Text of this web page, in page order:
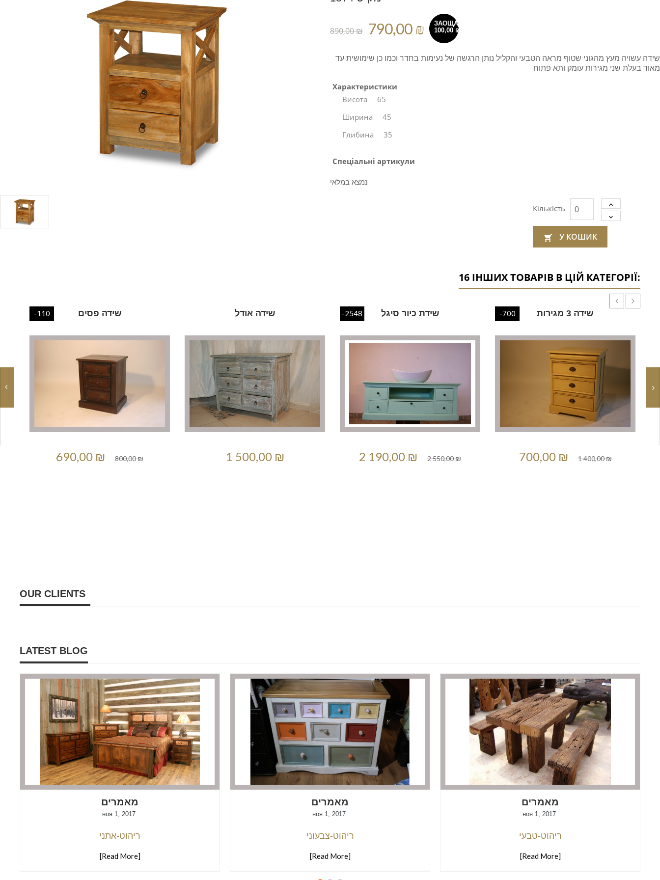
890,00 ₪ 790,00 ₪
ЗАОЩАДЖУЄТЕ
100,00 ₪
שידה עשויה מעץ מהגוני שטוף מראה הטבעי והקליל נותן הרגשה של נעימות בחדר וכמו כן שימושית עד
מאוד בעלת שני מגירות עומק ותא פתוח
Характеристики
Висота
65
Ширина
45
Глибина
35
Спеціальні артикули
נמצא במלאי
Кількість
 У КОШИК
16 ІНШИХ ТОВАРІВ В ЦІЙ КАТЕГОРІЇ:
שידה פסים -110
690,00 ₪ 800,00 ₪
שידה אודל
1 500,00 ₪
שידת כיור סיגל -2548
2 190,00 ₪ 2 550,00 ₪
שידה 3 מגירות -700
700,00 ₪ 1 400,00 ₪
OUR CLIENTS
LATEST BLOG
מאמרים
ноя 1, 2017
ריהוט-אתני
[Read More]
מאמרים
ноя 1, 2017
ריהוט-צבעוני
[Read More]
מאמרים
ноя 1, 2017
ריהוט-טבעי
[Read More]